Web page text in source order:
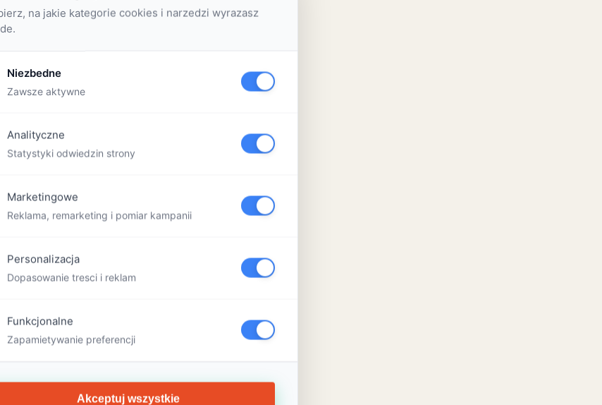
na jakie kategorie cookies i narzedzi wyrazasz
Niezbedne
Zawsze aktywne
Analityczne
Statystyki odwiedzin strony
Marketingowe
Reklama, remarketing i pomiar kampanii
Personalizacja
Dopasowanie tresci i reklam
Funkcjonalne
Zapamietywanie preferencji
Akceptuj wszystkie